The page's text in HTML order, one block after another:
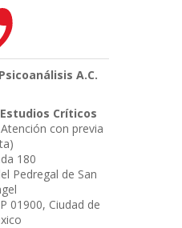
A.C.
Críticos
con previa
180
Pedregal de San
01900, Ciudad de